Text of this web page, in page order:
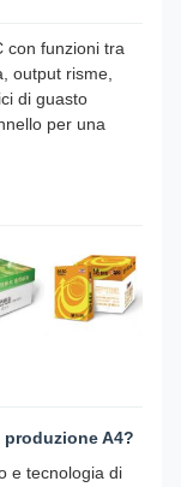
con funzioni tra
output risme,
di guasto
per una
A4?
e tecnologia di